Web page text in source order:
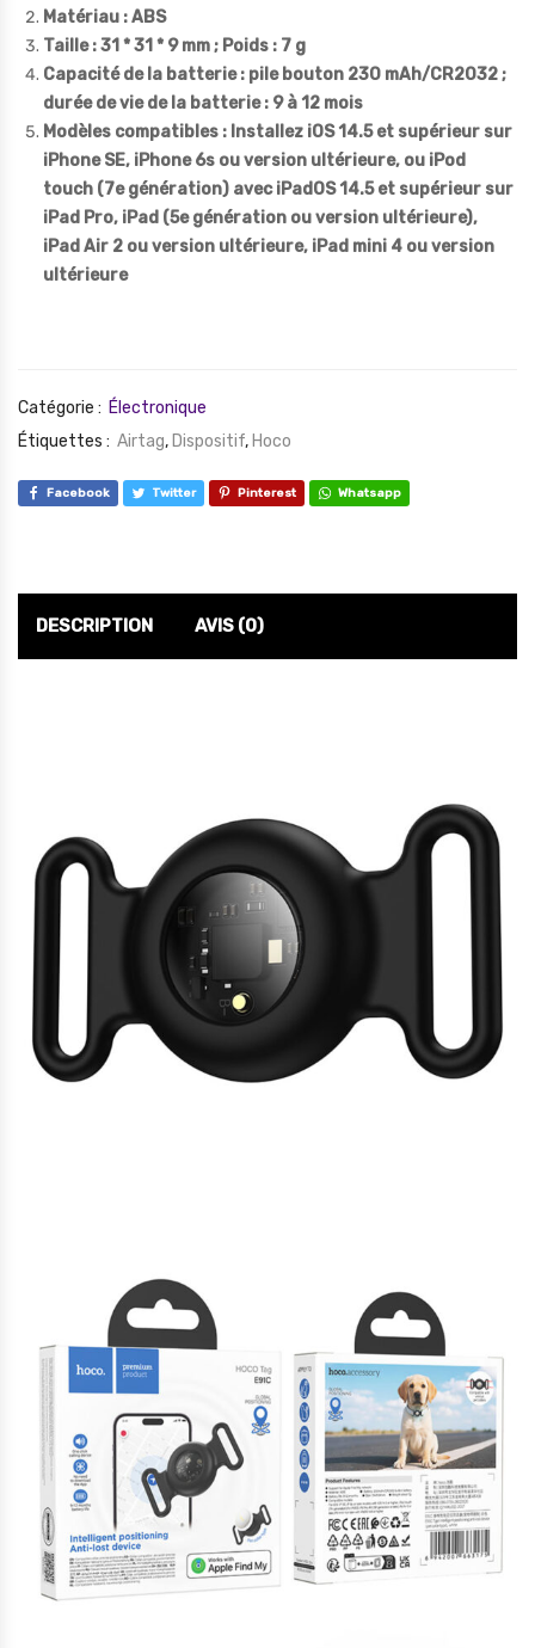
Matériau : ABS
Taille : 31 * 31 * 9 mm ; Poids : 7 g
Capacité de la batterie : pile bouton 230 mAh/CR2032 ;
durée de vie de la batterie : 9 à 12 mois
Modèles compatibles : Installez iOS 14.5 et supérieur sur
iPhone SE, iPhone 6s ou version ultérieure, ou iPod
touch (7e génération) avec iPadOS 14.5 et supérieur sur
iPad Pro, iPad (5e génération ou version ultérieure),
iPad Air 2 ou version ultérieure, iPad mini 4 ou version
ultérieure
Catégorie : Électronique
Étiquettes : Airtag, Dispositif, Hoco
Facebook Twitter Pinterest Whatsapp
DESCRIPTION AVIS (0)